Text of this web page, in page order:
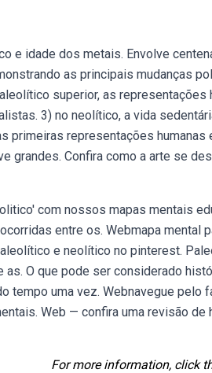
e idade dos metais. Envolve
as principais mudanças
superior, as representações
3) no neolítico, a vida
primeiras representações
grandes. Confira como a arte se
com nossos mapas mentais
entre os. Webmapa
e neolítico no pinterest.
as. O que pode ser considerado
tempo uma vez. Webnavegue pelo
Web — confira uma revisão
For more information, click